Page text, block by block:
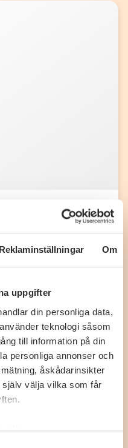
Reklaminställningar Om
uppgifter
din personliga data,
teknologi såsom
till information på din
personliga annonser och
åskådarinsikter
välja vilka som får
vilja:
och